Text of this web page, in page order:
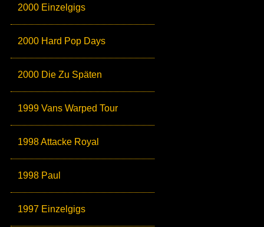
2000 Einzelgigs
2000 Hard Pop Days
2000 Die Zu Späten
1999 Vans Warped Tour
1998 Attacke Royal
1998 Paul
1997 Einzelgigs